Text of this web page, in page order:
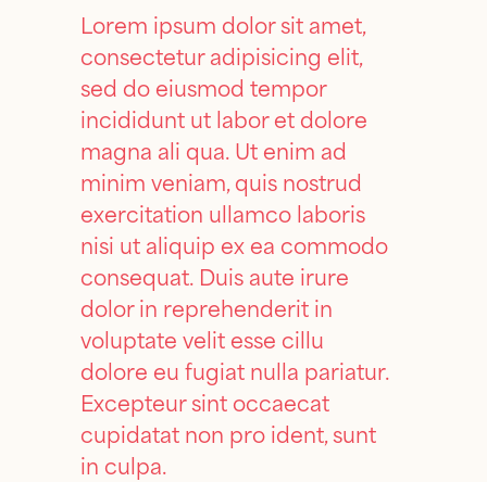
Lorem ipsum dolor sit amet,
consectetur adipisicing elit,
sed do eiusmod tempor
incididunt ut labor et dolore
magna ali qua. Ut enim ad
minim veniam, quis nostrud
exercitation ullamco laboris
nisi ut aliquip ex ea commodo
consequat. Duis aute irure
dolor in reprehenderit in
voluptate velit esse cillu
dolore eu fugiat nulla pariatur.
Excepteur sint occaecat
cupidatat non pro ident, sunt
in culpa.